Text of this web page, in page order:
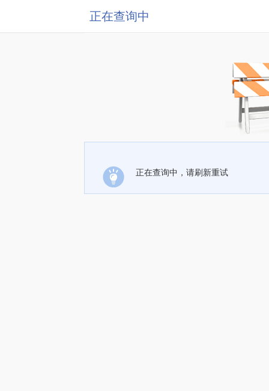
正在查询中
正在查询中，请刷新重试